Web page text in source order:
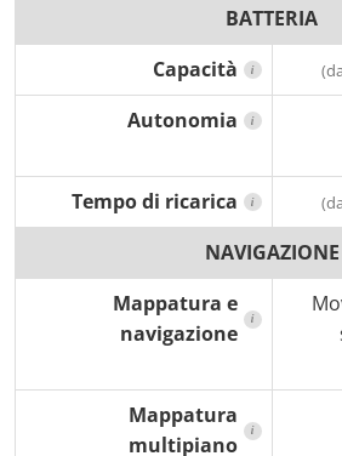
BATTERIA
Capacità
i
Autonomia i
Tempo di ricarica i
NAVIGAZIONE
Mappatura e
navigazione
i
Mappatura
multipiano
i